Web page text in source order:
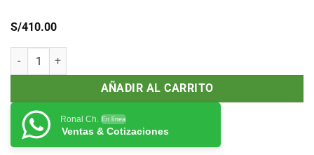
S/410.00
Toner HP 131X CF210X Negro, MFP M276, M251 cantidad
AÑADIR AL CARRITO
Ronal Ch. En línea
Ventas & Cotizaciones